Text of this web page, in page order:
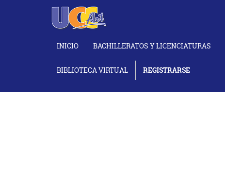
INICIO BACHILLERATOS Y LICENCIATURAS
BIBLIOTECA VIRTUAL REGISTRARSE